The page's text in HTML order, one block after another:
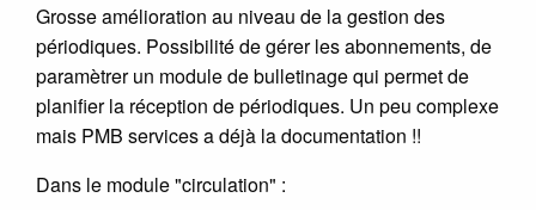
Grosse amélioration au niveau de la gestion des
périodiques. Possibilité de gérer les abonnements, de
paramètrer un module de bulletinage qui permet de
planifier la réception de périodiques. Un peu complexe
mais PMB services a déjà la documentation !!
Dans le module "circulation" :